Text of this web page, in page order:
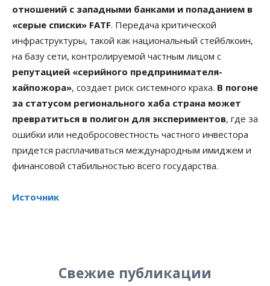
отношений с западными банками и попаданием в
«серые списки» FATF. Передача критической
инфраструктуры, такой как национальный стейблкоин,
на базу сети, контролируемой частным лицом с
репутацией «серийного предпринимателя-
хайпожора», создает риск системного краха. В погоне
за статусом регионального хаба страна может
превратиться в полигон для экспериментов, где за
ошибки или недобросовестность частного инвестора
придется расплачиваться международным имиджем и
финансовой стабильностью всего государства.
Источник
Свежие публикации